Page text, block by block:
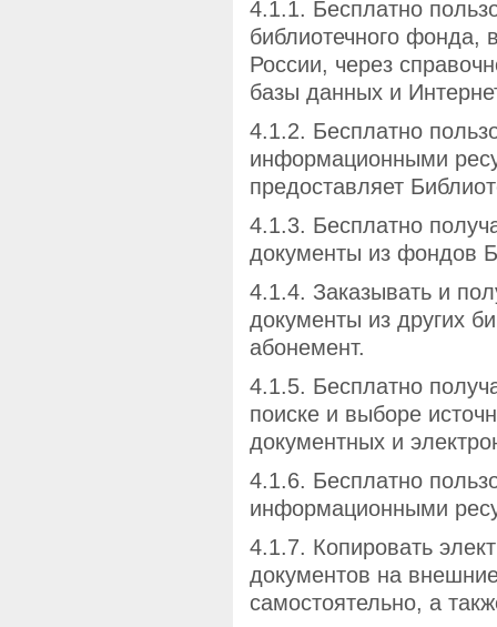
4.1.1. Бесплатно
библиотечного фонда,
России, через
базы данных и
4.1.2. Бесплатно
информационными
предоставляет
4.1.3. Бесплатно
документы из фондов
4.1.4. Заказывать и
документы из других
абонемент.
4.1.5. Бесплатно
поиске и выборе
документных и
4.1.6. Бесплатно
информационными
4.1.7. Копировать
документов на
самостоятельно, а